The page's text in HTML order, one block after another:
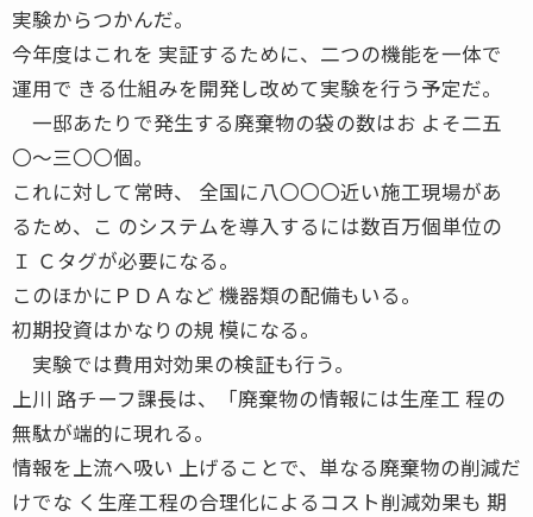
実験からつかんだ。
今年度はこれを 実証するために、二つの機能を一体で
運用で きる仕組みを開発し改めて実験を行う予定だ。
一邸あたりで発生する廃棄物の袋の数はお よそ二五
〇〜三〇〇個。
これに対して常時、 全国に八〇〇〇近い施工現場があ
るため、こ のシステムを導入するには数百万個単位の
Ｉ Ｃタグが必要になる。
このほかにＰＤＡなど 機器類の配備もいる。
初期投資はかなりの規 模になる。
実験では費用対効果の検証も行う。
上川 路チーフ課長は、「廃棄物の情報には生産工 程の
無駄が端的に現れる。
情報を上流へ吸い 上げることで、単なる廃棄物の削減だ
けでな く生産工程の合理化によるコスト削減効果も 期